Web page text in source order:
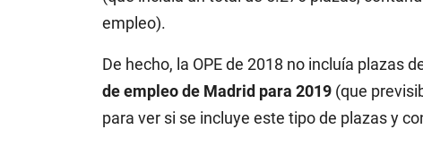
empleo).
De hecho, la OPE de 2018 no incluía plazas
de empleo de Madrid para 2019 (que
para ver si se incluye este tipo de plazas y